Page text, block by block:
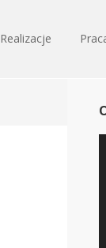
Realizacje